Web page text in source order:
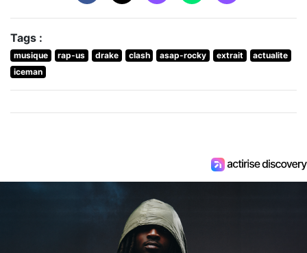
Tags :
musique rap-us drake clash asap-rocky extrait
actualite
iceman